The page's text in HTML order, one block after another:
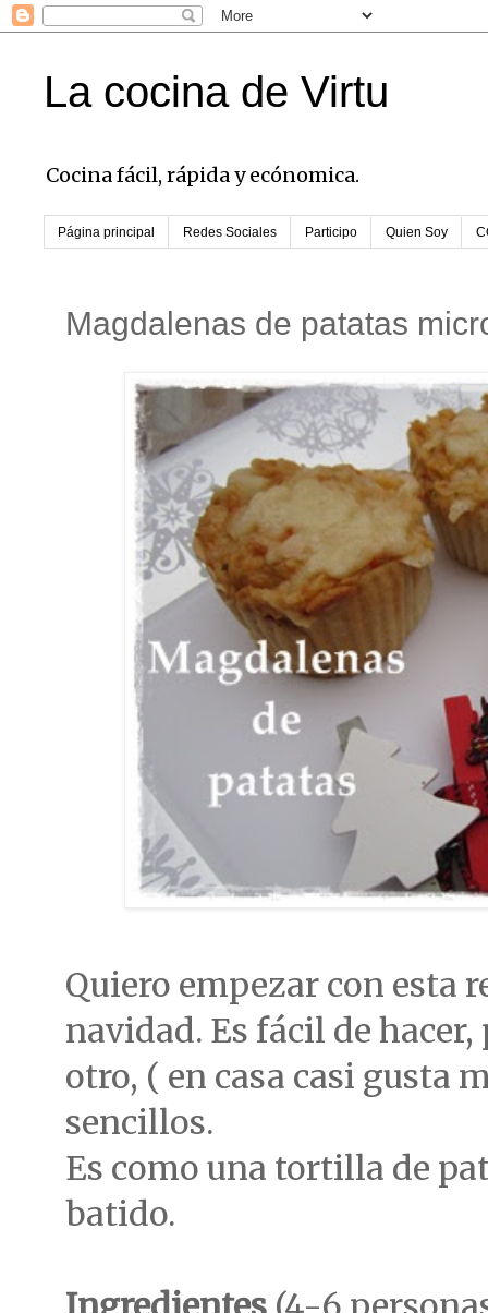
La cocina de Virtu
Cocina fácil, rápida y ecónomica.
Página principal Redes Sociales Participo Quien Soy
Magdalenas de patatas
Quiero empezar con esta
navidad. Es fácil de
otro, ( en casa casi gusta
sencillos.
Es como una tortilla de
batido.